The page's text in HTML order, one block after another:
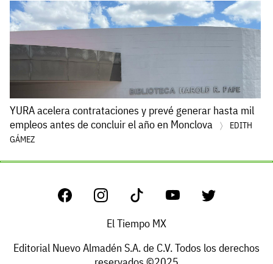
YURA acelera contrataciones y prevé generar hasta mil
empleos antes de concluir el año en Monclova
EDITH
GÁMEZ
El Tiempo MX
Editorial Nuevo Almadén S.A. de C.V. Todos los derechos